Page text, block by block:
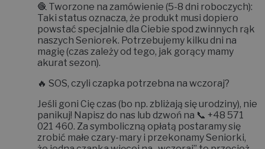
🧶 Tworzone na zamówienie (5-8 dni roboczych):
Taki status oznacza, że produkt musi dopiero
powstać specjalnie dla Ciebie spod zwinnych rąk
naszych Seniorek. Potrzebujemy kilku dni na
magię (czas zależy od tego, jak gorący mamy
akurat sezon).
🔥 SOS, czyli czapka potrzebna na wczoraj?
Jeśli goni Cię czas (bo np. zbliżają się urodziny), nie
panikuj! Napisz do nas lub dzwoń na 📞 +48 571
021 460. Za symboliczną opłatą postaramy się
zrobić małe czary-mary i przekonamy Seniorki,